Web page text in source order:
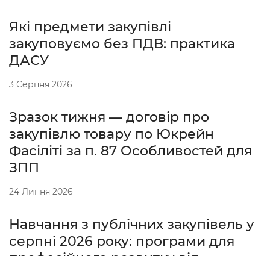
Які предмети закупівлі
закуповуємо без ПДВ: практика
ДАСУ
3 Серпня 2026
Зразок тижня — договір про
закупівлю товару по Юкрейн
Фасіліті за п. 87 Особливостей для
ЗПП
24 Липня 2026
Навчання з публічних закупівель у
серпні 2026 року: програми для